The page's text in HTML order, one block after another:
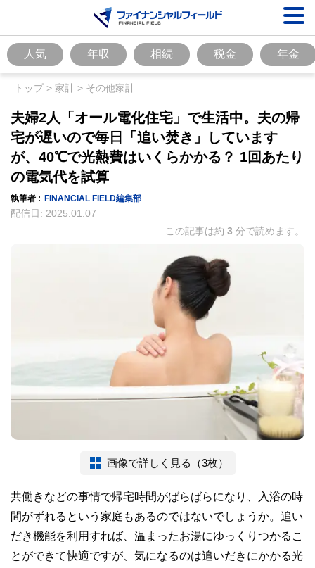
人気 年収 相続 税金 年金
トップ> 家計 > その他家計
夫婦2人「オール電化住宅」で生活中。夫の帰
宅が遅いので毎日「追い焚き」しています
が、40℃で光熱費はいくらかかる？ 1回あたり
の電気代を試算
執筆者 : FINANCIAL FIELD編集部
配信日: 2025.01.07
この記事は約 3 分で読めます。
画像で詳しく見る（3枚）
共働きなどの事情で帰宅時間がばらばらになり、入浴の時
間がずれるという家庭もあるのではないでしょうか。追い
だき機能を利用すれば、温まったお湯にゆっくりつかるこ
とができて快適ですが、気になるのは追いだきにかかる光